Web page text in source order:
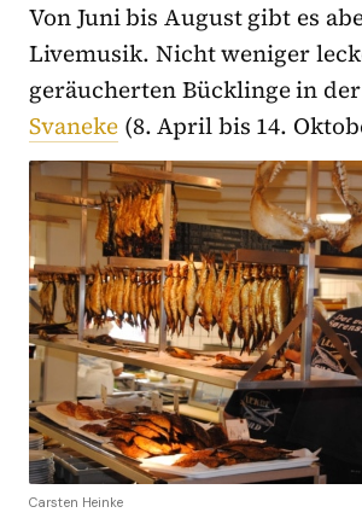
Von Juni bis August gibt es
Livemusik. Nicht weniger
geräucherten Bücklinge in
Svaneke (8. April bis 14.
Carsten Heinke